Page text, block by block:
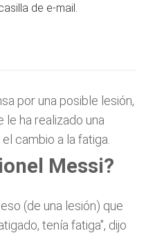
de e-mail.
por una posible lesión,
le ha realizado una
cambio a la fatiga.
Messi?
(de una lesión) que
tenía fatiga", dijo